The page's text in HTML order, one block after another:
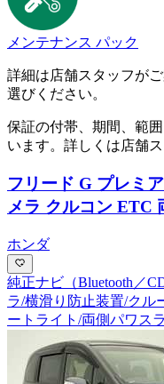
メンテナンス パック
詳細は店舗スタッフが
選びください。
保証の付帯、期間、範
います。詳しくは店舗
フリード G プレミ
メラ クルコン ETC
ホンダ
純正ナビ（Bluetooth／
ラ/横滑り防止装置/クル
ートライト/両側パワス